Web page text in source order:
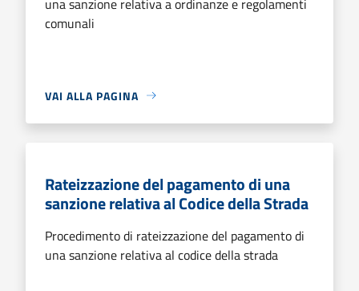
comunali
VAI ALLA PAGINA
Rateizzazione del pagamento di una
sanzione relativa al Codice della Strada
Procedimento di rateizzazione del pagamento di
una sanzione relativa al codice della strada